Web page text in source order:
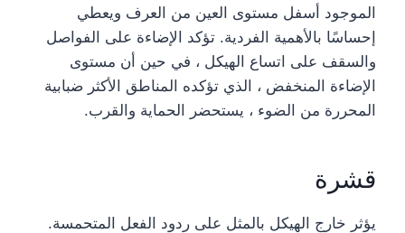
الموجود أسفل مستوى العين من العرف ويعطي
إحساسًا بالأهمية الفردية. تؤكد الإضاءة على الفواصل
والسقف على اتساع الهيكل ، في حين أن مستوى
الإضاءة المنخفض ، الذي تؤكده المناطق الأكثر ضبابية
المحررة من الضوء ، يستحضر الحماية والقرب.
قشرة
يؤثر خارج الهيكل بالمثل على ردود الفعل المتحمسة.